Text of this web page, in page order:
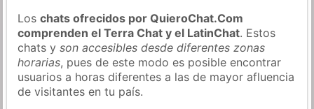
Loschats ofrecidos por QuieroChat.Com
comprenden el Terra Chat y el LatinChat. Estos
chats yson accesibles desde diferentes zonas
horarias, pues de este modo es posible encontrar
usuarios a horas diferentes a las de mayor afluencia
de visitantes en tu país.